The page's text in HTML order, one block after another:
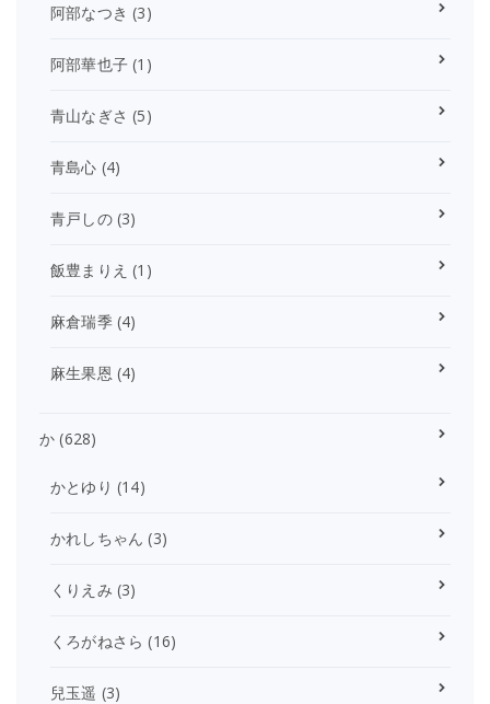
阿部なつき (3)
阿部華也子 (1)
青山なぎさ (5)
青島心 (4)
青戸しの(3)
飯豊まりえ (1)
麻倉瑞季(4)
麻生果恩 (4)
か (628)
かとゆり (14)
かれしちゃん (3)
くりえみ (3)
くろがねさら (16)
兒玉遥 (3)